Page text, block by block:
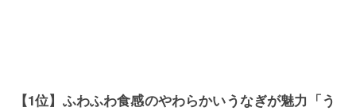
【1位】ふわふわ食感のやわらかいうなぎが魅力「う